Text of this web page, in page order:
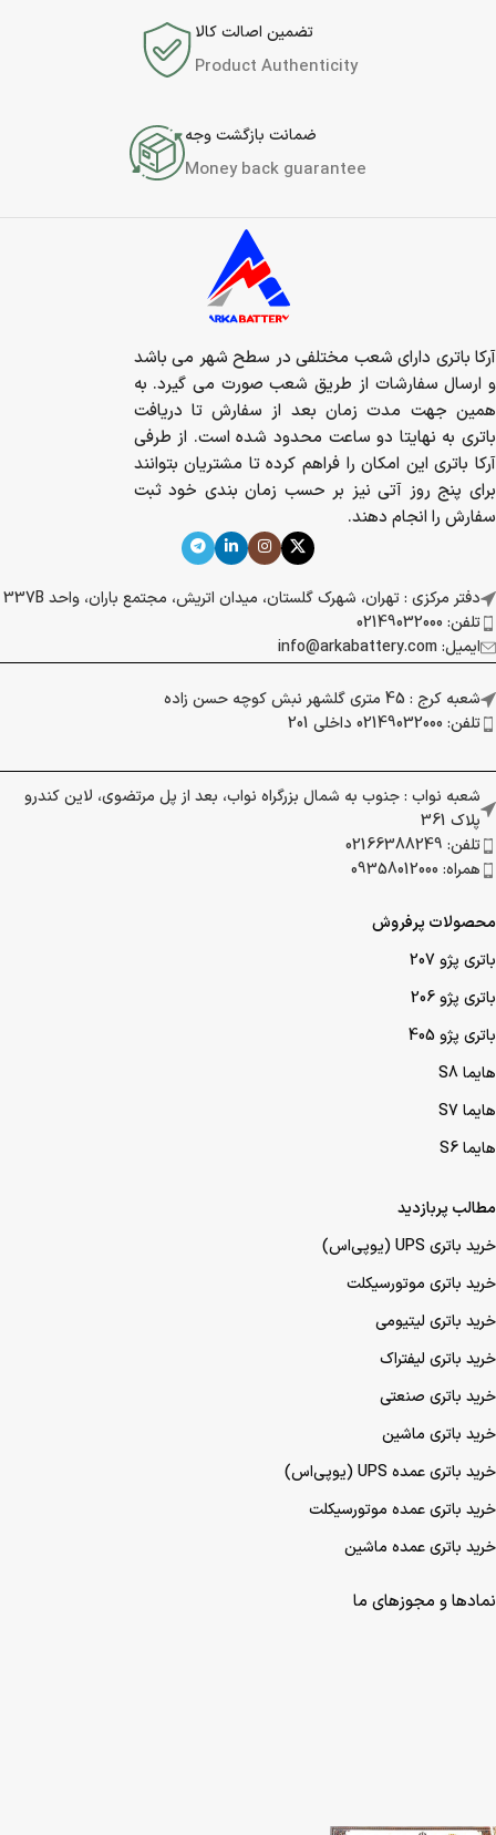
تضمین اصالت کالا
Product Authenticity
ضمانت بازگشت وجه
Money back guarantee
آرکا باتری دارای شعب مختلفی در سطح شهر می باشد
و ارسال سفارشات از طریق شعب صورت می گیرد. به
همین جهت مدت زمان بعد از سفارش تا دریافت
باتری به نهایتا دو ساعت محدود شده است. از طرفی
آرکا باتری این امکان را فراهم کرده تا مشتریان بتوانند
برای پنج روز آتی نیز بر حسب زمان بندی خود ثبت
سفارش را انجام دهند.
دفتر مرکزی : تهران، شهرک گلستان، میدان اتریش، مجتمع باران، واحد 337B
تلفن: 02149032000
ایمیل: info@arkabattery.com
شعبه کرج : 45 متری گلشهر نبش کوچه حسن زاده
تلفن: 02149032000 داخلی 201
شعبه نواب : جنوب به شمال بزرگراه نواب، بعد از پل مرتضوی، لاین کندرو
پلاک 361
تلفن: 02166388249
همراه: 09358012000
محصولات پرفروش
باتری پژو 207
باتری پژو 206
باتری پژو 405
هایما S8
هایما S7
هایما S6
مطالب پربازدید
خرید باتری UPS (یو‌پی‌اس)
خرید باتری موتورسیکلت
خرید باتری لیتیومی
خرید باتری لیفتراک
خرید باتری صنعتی
خرید باتری ماشین
خرید باتری عمده UPS (یو‌پی‌اس)
خرید باتری عمده موتورسیکلت
خرید باتری عمده ماشین
نمادها و مجوزهای ما